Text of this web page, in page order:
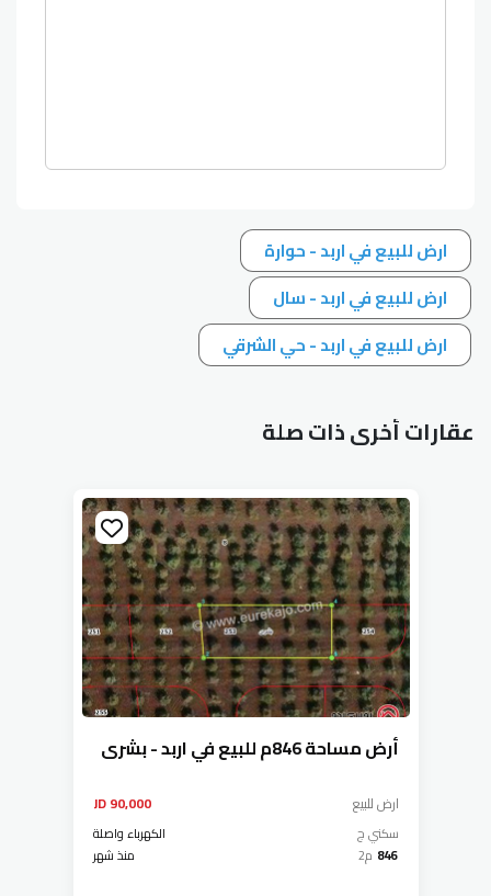
ارض للبيع في اربد - حوارة
ارض للبيع في اربد - سال
ارض للبيع في اربد - حي الشرقي
عقارات أخرى ذات صلة
أرض مساحة 846م للبيع في اربد - بشرى
ارضللبيع 90,000 JD
سكني ج
الكهرباء واصلة
846 م2 منذ شهر